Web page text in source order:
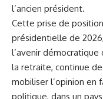
l’ancien président.
Cette prise de
présidentielle de
l’avenir démocratique
la retraite, continue
mobiliser l’opinion en
politique, dans un